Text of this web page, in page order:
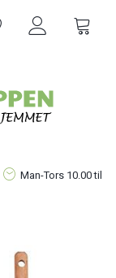
Man-Tors 10.00 til